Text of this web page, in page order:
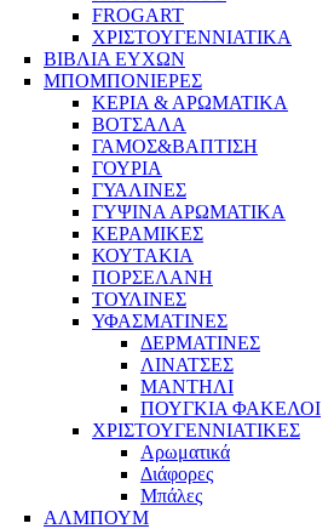
FROGART
ΧΡΙΣΤΟΥΓΕΝΝΙΑΤΙΚΑ
ΒΙΒΛΙΑ ΕΥΧΩΝ
ΜΠΟΜΠΟΝΙΕΡΕΣ
ΚΕΡΙΑ & ΑΡΩΜΑΤΙΚΑ
ΒΟΤΣΑΛΑ
ΓΑΜΟΣ&ΒΑΠΤΙΣΗ
ΓΟΥΡΙΑ
ΓΥΑΛΙΝΕΣ
ΓΥΨΙΝΑ ΑΡΩΜΑΤΙΚΑ
ΚΕΡΑΜΙΚΕΣ
ΚΟΥΤΑΚΙΑ
ΠΟΡΣΕΛΑΝΗ
ΤΟΥΛΙΝΕΣ
ΥΦΑΣΜΑΤΙΝΕΣ
ΔΕΡΜΑΤΙΝΕΣ
ΛΙΝΑΤΣΕΣ
ΜΑΝΤΗΛΙ
ΠΟΥΓΚΙΑ ΦΑΚΕΛΟΙ
ΧΡΙΣΤΟΥΓΕΝΝΙΑΤΙΚΕΣ
Αρωματικά
Διάφορες
Μπάλες
ΑΛΜΠΟΥΜ